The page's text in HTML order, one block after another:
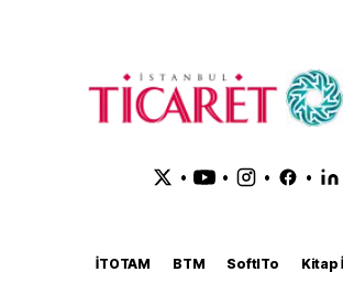
• • • •
İTOTAM BTM SoftITo
Kitap